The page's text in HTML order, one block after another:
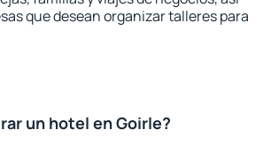
que desean organizar talleres para
un hotel en Goirle?